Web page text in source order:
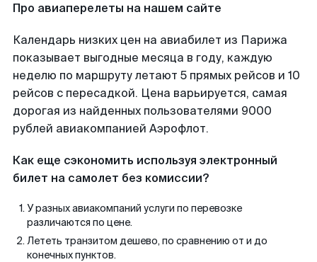
Про авиаперелеты на нашем сайте
Календарь низких цен на авиабилет из Парижа
показывает выгодные месяца в году, каждую
неделю по маршруту летают 5 прямых рейсов и 10
рейсов с пересадкой. Цена варьируется, самая
дорогая из найденных пользователями 9000
рублей авиакомпанией Аэрофлот.
Как еще сэкономить используя электронный
билет на самолет без комиссии?
У разных авиакомпаний услуги по перевозке
различаются по цене.
Лететь транзитом дешево, по сравнению от и до
конечных пунктов.